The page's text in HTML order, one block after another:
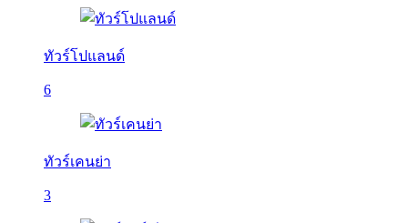
ทัวร์โปแลนด์
6
ทัวร์เคนย่า
3